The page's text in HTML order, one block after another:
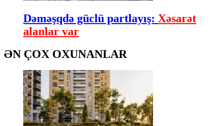
Dəməşqdə güclü partlayış: Xəsarət
alanlar var
ƏN ÇOX OXUNANLAR